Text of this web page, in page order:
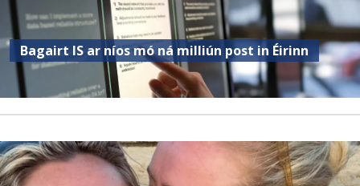
Bagairt IS ar níos mó ná milliún post in Éirinn